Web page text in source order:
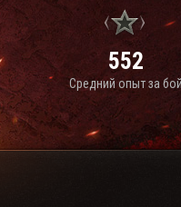
552
Средний опыт за бой